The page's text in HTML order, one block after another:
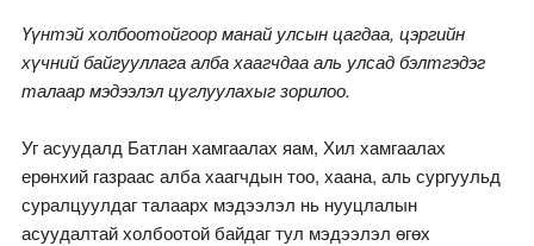
Үүнтэй холбоотойгоор манай улсын цагдаа, цэргийн
хүчний байгууллага алба хаагчдаа аль улсад бэлтгэдэг
талаар мэдээлэл цуглуулахыг зорилоо.
Уг асуудалд Батлан хамгаалах яам, Хил хамгаалах
ерөнхий газраас алба хаагчдын тоо, хаана, аль сургуульд
суралцуулдаг талаарх мэдээлэл нь нууцлалын
асуудалтай холбоотой байдаг тул мэдээлэл өгөх